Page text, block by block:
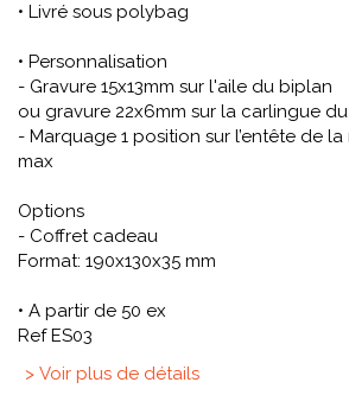
• Livré sous polybag
• Personnalisation
- Gravure 15x13mm sur l'aile du biplan
ou gravure 22x6mm sur la carlingue
- Marquage 1 position sur l’entête de
max
Options
- Coffret cadeau
Format: 190x130x35 mm
• A partir de 50 ex
Ref ES03
> Voir plus de détails